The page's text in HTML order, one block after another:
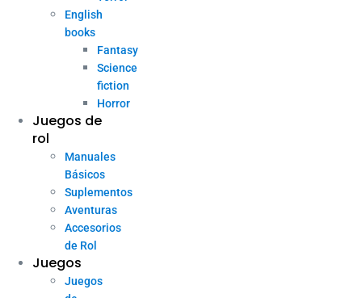
English
books
Fantasy
Science
fiction
Horror
Juegos de
rol
Manuales
Básicos
Suplementos
Aventuras
Accesorios
de Rol
Juegos
Juegos